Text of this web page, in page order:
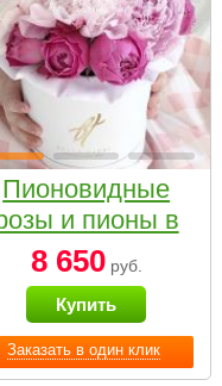
Заказать в один клик
Пионовидные
и пионы в
белой коробке
Small
8 650руб.
Купить